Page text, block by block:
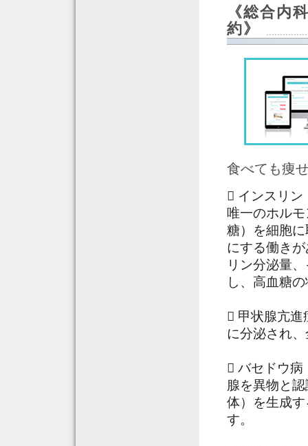
《総合内
約》
食べても痩
 インスリン
唯一のホル
糖）を細胞
にする働き
リン分泌量
し、高血糖
 甲状腺亢進
に分泌され
 バセドウ病
腺を異物と
体）を生成
す。